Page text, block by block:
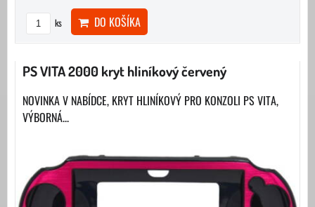
ks DO KOŠÍKA
PS VITA 2000 kryt hliníkový červený
NOVINKA V NABÍDCE, KRYT HLINÍKOVÝ PRO KONZOLI PS VITA,
VÝBORNÁ...